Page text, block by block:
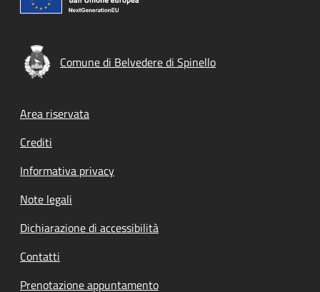
Comune di Belvedere di Spinello
Footer menu
Area riservata
Crediti
Informativa privacy
Note legali
Dichiarazione di accessibilità
Contatti
Prenotazione appuntamento